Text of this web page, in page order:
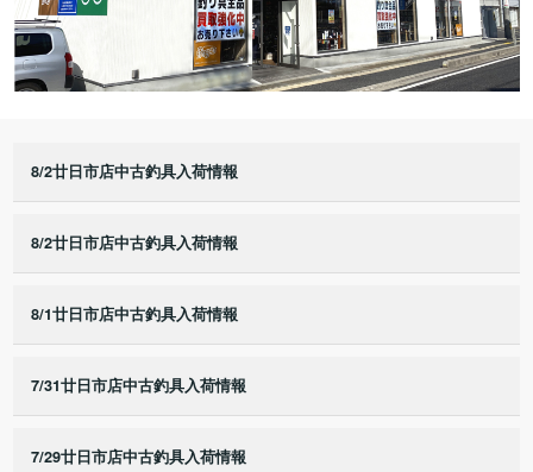
8/2廿日市店中古釣具入荷情報
8/2廿日市店中古釣具入荷情報
8/1廿日市店中古釣具入荷情報
7/31廿日市店中古釣具入荷情報
7/29廿日市店中古釣具入荷情報